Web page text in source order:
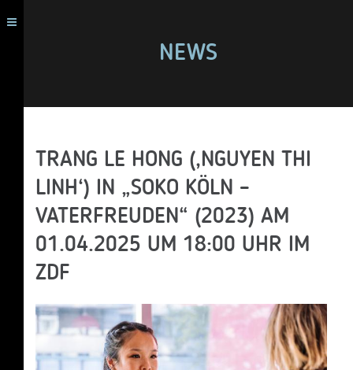
NEWS
TRANG LE HONG (‚NGUYEN THI
LINH‘) IN „SOKO KÖLN –
VATERFREUDEN“ (2023) AM
01.04.2025 UM 18:00 UHR IM
ZDF